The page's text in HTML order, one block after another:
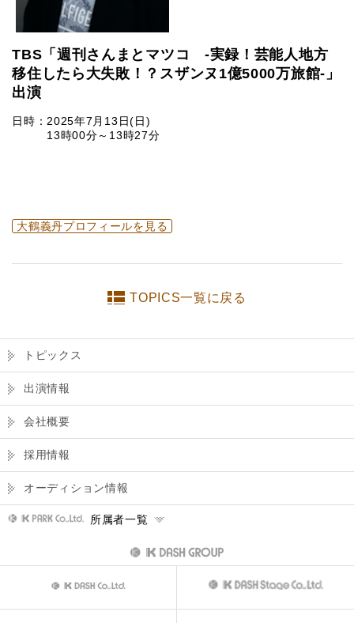
TBS「週刊さんまとマツコ -実録！芸能人地方
移住したら大失敗！？スザンヌ1億5000万旅館-」
出演
日時：2025年7月13日(日)
13時00分～13時27分
大鶴義丹プロフィールを見る
TOPICS一覧に戻る
トピックス
出演情報
会社概要
採用情報
オーディション情報
所属者一覧